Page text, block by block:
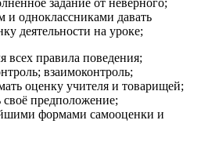
задание от неверного;
и одноклассниками давать
деятельности на уроке;
всех правила поведения;
взаимоконтроль;
оценку учителя и товарищей;
своё предположение;
формами самооценки и